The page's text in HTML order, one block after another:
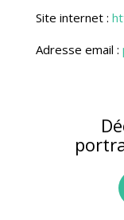
Site internet :
Adresse email :